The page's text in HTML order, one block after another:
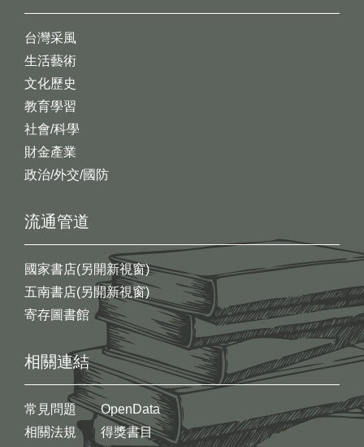
台灣采風
生活藝術
文化歷史
教育學習
社會/科學
財金產業
政治/外交/國防
流通管道
國家書店(另開新視窗)
五南書店(另開新視窗)
寄存圖書館
相關連結
常見問題
相關法規
OpenData
得獎書目